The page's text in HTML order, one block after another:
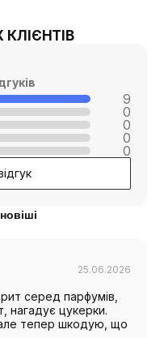
9
0
0
0
0
25.06.2026
серед парфумів,
нагадує цукерки.
тепер шкодую, що